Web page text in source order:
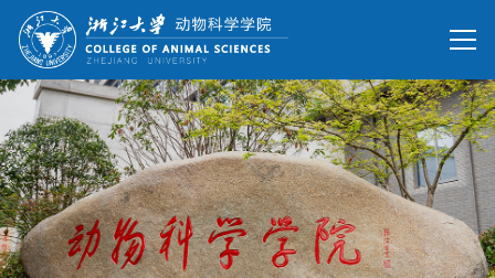
网站首页
院情总览
师资队伍
人才培养
科学研究
旧版回顾